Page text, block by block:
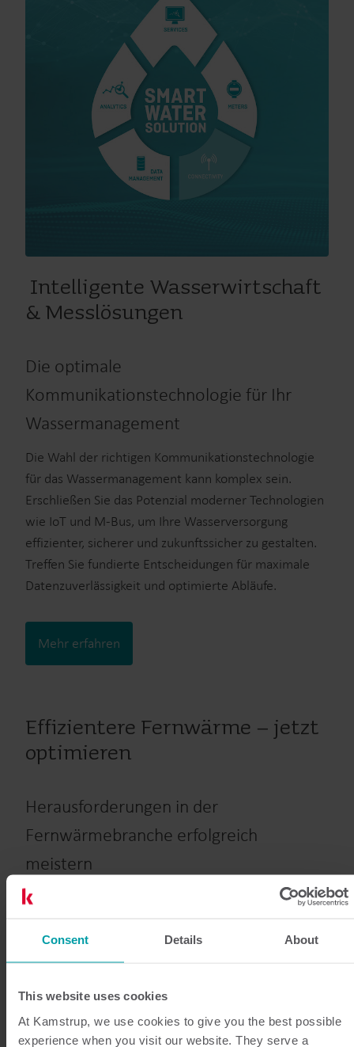
Consent Details About
This website uses cookies
At Kamstrup, we use cookies to give you the best possible
experience when you visit our website. They serve a
Intelligente Wasserwirtschaft
& Messlösungen
Die optimale
Kommunikationstechnologie für Ihr
Wassermanagement
Die Wahl der richtigen Kommunikationstechnologie
für das Wassermanagement kann komplex sein.
Erschließen Sie das Potenzial moderner Technologien
wie IoT und M-Bus, um Ihre Wasserversorgung
effizienter, sicherer und zukunftssicher zu gestalten.
Treffen Sie fundierte Entscheidungen für maximale
Datenzuverlässigkeit und optimierte Abläufe.
Mehr erfahren
Effizientere Fernwärme – jetzt
optimieren
Herausforderungen in der
Fernwärmebranche erfolgreich
meistern
Nutzen Sie fortschrittliche Wärme-Analytik zur
Emissionen, reduzieren Sie Rücklauftemperaturen,
minimieren Sie Kosten und verhindern Sie
Kamstrup.